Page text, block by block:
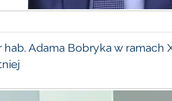
hab. Adama Bobryka w ramach